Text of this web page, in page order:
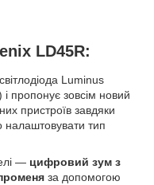
LD45R:
Luminus
пропонує зовсім новий
пристроїв завдяки
налаштовувати тип
— цифровий зум з
за допомогою